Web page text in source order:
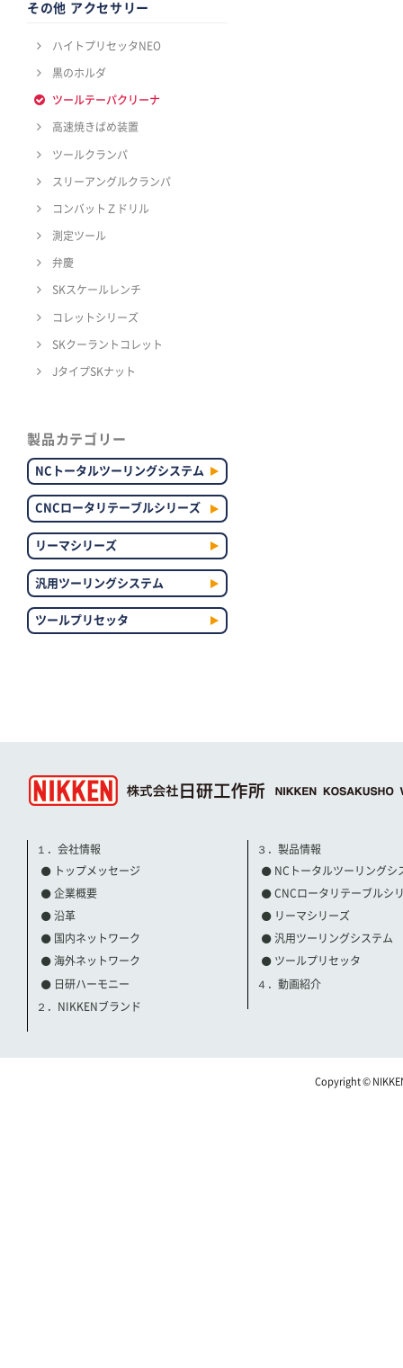
その他 アクセサリー
ハイトプリセッタNEO
黒のホルダ
ツールテーパクリーナ
高速焼きばめ装置
ツールクランパ
スリーアングルクランパ
コンバットＺドリル
測定ツール
弁慶
SKスケールレンチ
コレットシリーズ
SKクーラントコレット
JタイプSKナット
製品カテゴリー
NCトータルツーリングシステム
CNCロータリテーブルシリーズ
リーマシリーズ
汎用ツーリングシステム
ツールプリセッタ
１．会社情報
トップメッセージ
企業概要
沿革
国内ネットワーク
海外ネットワーク
日研ハーモニー
２．NIKKENブランド
３．製品情報
NCトータルツーリングシ
CNCロータリテーブルシ
リーマシリーズ
汎用ツーリングシステム
ツールプリセッタ
４．動画紹介
Copyright ©